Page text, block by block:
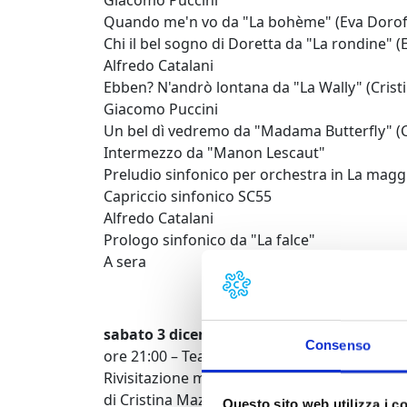
Consenso
Quando me'n vo da "La bohème" (Eva
Chi il bel sogno di Doretta da "La rondine"
Alfredo Catalani
Ebben? N'andrò lontana da "La Wally"
Giacomo Puccini
Un bel dì vedremo da "Madama Butterfly"
Intermezzo da "Manon Lescaut"
Preludio sinfonico per orchestra in La
Capriccio sinfonico SC55
Alfredo Catalani
Prologo sinfonico da "La falce"
A sera
sabato 3 dicembre
ore 21:00 – Teatro del Giglio.
Così muore
Rivisitazione musicale per ensemble e voci
di Cristina Mazzavillani Muti. Testi di Franco